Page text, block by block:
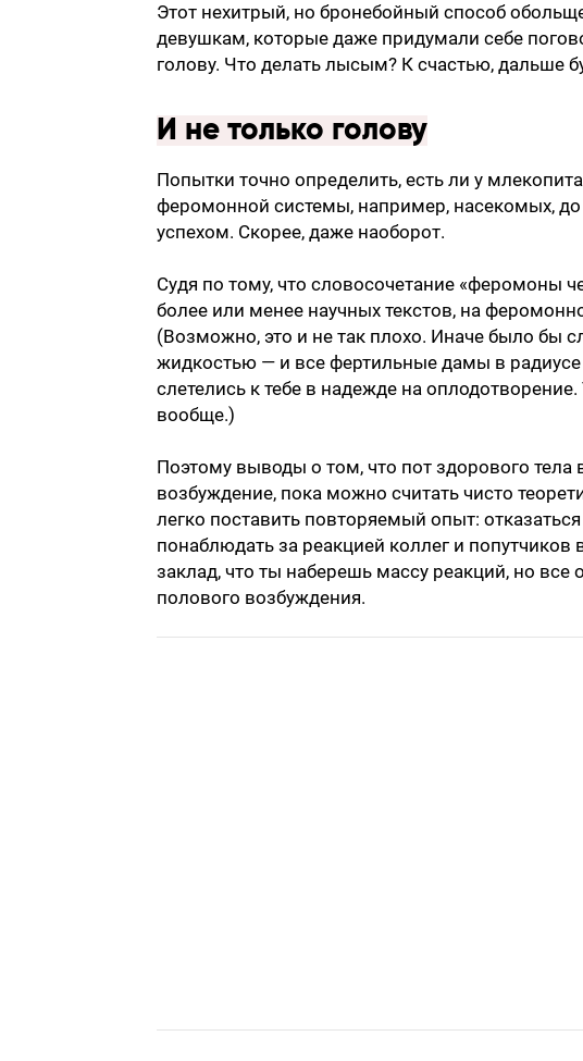
Этот нехитрый, но бронебойный способ
девушкам, которые даже придумали себе
голову. Что делать лысым? К счастью, дальше
И не только голову
Попытки точно определить, есть ли у
феромонной системы, например, насекомых,
успехом. Скорее, даже наоборот.
Судя по тому, что словосочетание «феромоны
более или менее научных текстов, на
(Возможно, это и не так плохо. Иначе было бы
жидкостью — и все фертильные дамы в
слетелись к тебе в надежде на оплодотворение.
вообще.)
Поэтому выводы о том, что пот здорового
возбуждение, пока можно считать чисто
легко поставить повторяемый опыт:
понаблюдать за реакцией коллег и
заклад, что ты наберешь массу реакций, но все
полового возбуждения.